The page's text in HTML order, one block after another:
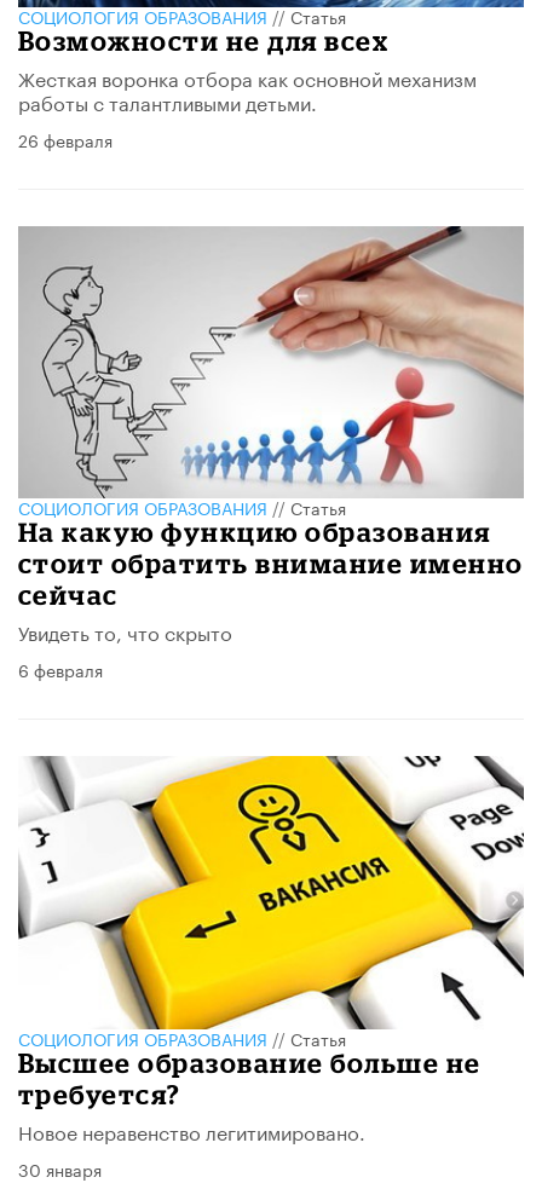
CОЦИОЛОГИЯ ОБРАЗОВАНИЯ//Статья
Возможности не для всех
Жесткая воронка отбора как основной механизм
работы с талантливыми детьми.
26 февраля
CОЦИОЛОГИЯ ОБРАЗОВАНИЯ//Статья
На какую функцию образования
стоит обратить внимание именно
сейчас
Увидеть то, что скрыто
6 февраля
CОЦИОЛОГИЯ ОБРАЗОВАНИЯ // Статья
Высшее образование больше не
требуется?
Новое неравенство легитимировано.
30 января